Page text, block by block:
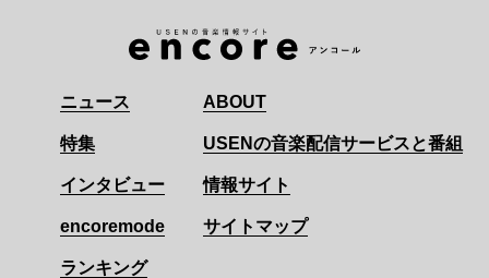
ニュース
特集
インタビュー
encoremode
ランキング
ABOUT
USENの音楽配信サービスと番組
情報サイト
サイトマップ